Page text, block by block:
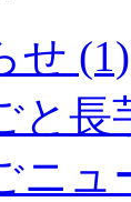
せ (1)
と長
ニュ